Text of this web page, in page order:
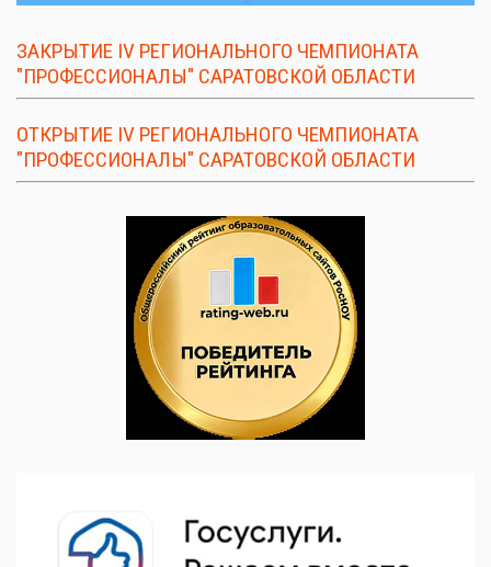
ЗАКРЫТИЕ IV РЕГИОНАЛЬНОГО ЧЕМПИОНАТА
"ПРОФЕССИОНАЛЫ" САРАТОВСКОЙ ОБЛАСТИ
ОТКРЫТИЕ IV РЕГИОНАЛЬНОГО ЧЕМПИОНАТА
"ПРОФЕССИОНАЛЫ" САРАТОВСКОЙ ОБЛАСТИ